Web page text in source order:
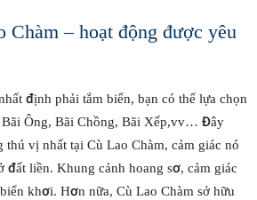
Chàm – hoạt động được yêu
định phải tắm biển, bạn có thể lựa chọn
Ông, Bãi Chồng, Bãi Xếp,vv… Đây
vị nhất tại Cù Lao Chàm, cảm giác nó
đất liền. Khung cảnh hoang sơ, cảm giác
khơi. Hơn nữa, Cù Lao Chàm sở hữu